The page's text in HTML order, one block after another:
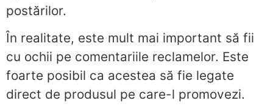
postărilor.
În realitate, este mult mai important să fii
cu ochii pe comentariile reclamelor. Este
foarte posibil ca acestea să fie legate
direct de produsul pe care-l promovezi.